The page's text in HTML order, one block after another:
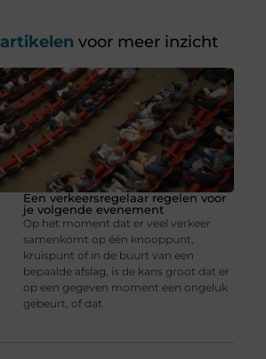
artikelen voor meer inzicht
Een verkeersregelaar regelen voor
je volgende evenement
Op het moment dat er veel verkeer
samenkomt op één knooppunt,
kruispunt of in de buurt van een
bepaalde afslag, is de kans groot dat er
op een gegeven moment een ongeluk
gebeurt, of dat